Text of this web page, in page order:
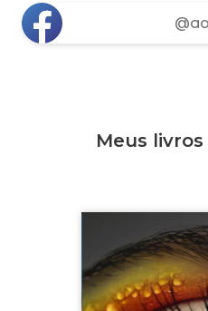
Meus livros